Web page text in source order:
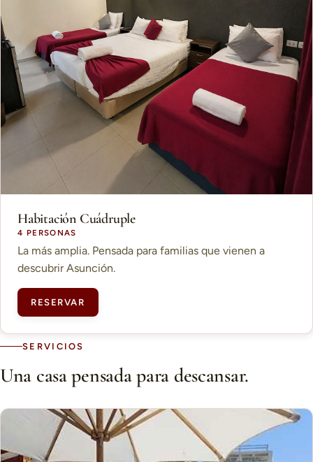
Habitación Cuádruple
4 PERSONAS
La más amplia. Pensada para familias que vienen a
descubrir Asunción.
RESERVAR
SERVICIOS
Una casa pensada para descansar.